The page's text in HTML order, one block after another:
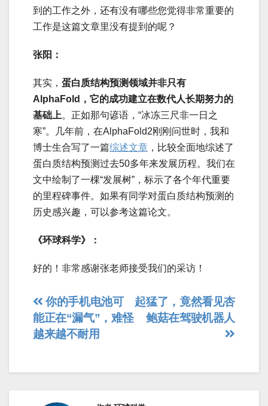
到的工作之外，还有没有哪些您觉得非常重要的
工作是这篇文章里没有提到的呢？
张阳：
其实， 蛋白质结构预测领域并非只有
AlphaFold，它的成功建立在数代人长期努力的
基础上。正如那句谚语，“冰冻三尺非一日之
寒”。几年前，在AlphaFold2刚刚问世时，我和
博士生合写了一篇综述文章 ，比较全面地综述了
蛋白质结构预测过去50多年来发展历程。我们在
文中绘制了一棵“发展树”，标示了各个年代重要
的里程碑事件。如果有同学对蛋白质结构预测的
历史感兴趣，可以参考这篇论文。
《环球科学》：
好的！非常感谢张老师接受我们的采访！
文
章
航
起猛了，竟然看见杏
鲍菇在驾驶机器人
你的手机电池可
能正在“漏气”，难怪
越来越不耐用